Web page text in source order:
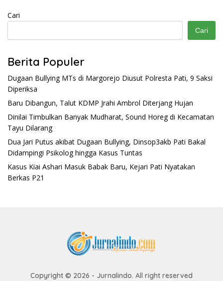
Cari
Cari
Berita Populer
Dugaan Bullying MTs di Margorejo Diusut Polresta Pati, 9 Saksi
Diperiksa
Baru Dibangun, Talut KDMP Jrahi Ambrol Diterjang Hujan
Dinilai Timbulkan Banyak Mudharat, Sound Horeg di Kecamatan
Tayu Dilarang
Dua Jari Putus akibat Dugaan Bullying, Dinsop3akb Pati Bakal
Didampingi Psikolog hingga Kasus Tuntas
Kasus Kiai Ashari Masuk Babak Baru, Kejari Pati Nyatakan
Berkas P21
Copyright © 2026 - Jurnalindo. All right reserved